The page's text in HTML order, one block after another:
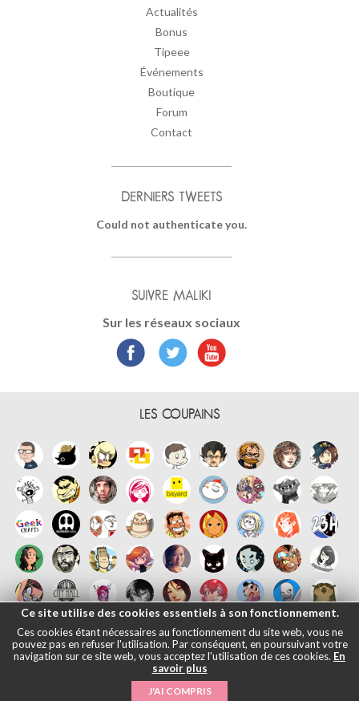
Actualités
Bonus
Tipeee
Événements
Boutique
Forum
Contact
DERNIERS TWEETS
Could not authenticate you.
SUIVRE MALIKI
Sur les réseaux sociaux
LES COUPAINS
日本語|Mentions légales
2026
Ce site utilise des cookies essentiels à son fonctionnement.
Ces cookies étant nécessaires au fonctionnement du site web, vous ne
pouvez pas en refuser l'utilisation. Par conséquent, en poursuivant votre
navigation sur ce site web, vous acceptez l'utilisation de ces cookies. En
savoir plus
J'AI COMPRIS